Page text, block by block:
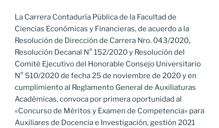
La Carrera Contaduría Pública de la Facultad de
Ciencias Económicas y Financieras, de acuerdo a la
Resolución de Dirección de Carrera Nro. 043/2020,
Resolución Decanal N° 152/2020 y Resolución del
Comité Ejecutivo del Honorable Consejo Universitario
N° 510/2020 de fecha 25 de noviembre de 2020 y en
cumplimiento al Reglamento General de Auxiliaturas
Académicas, convoca por primera oportunidad al
«Concurso de Méritos y Examen de Competencia» para
Auxiliares de Docencia e Investigación, gestión 2021